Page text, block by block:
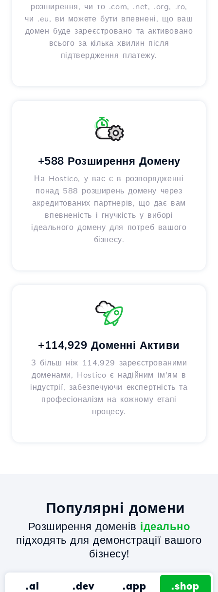
розширення, чи то .com, .net, .org, .ro,
чи .eu, ви можете бути впевнені, що ваш
домен буде зареєстровано та активовано
всього за кілька хвилин після
підтвердження платежу.
+588 Розширення Домену
На Hostico, у вас є в розпорядженні
понад 588 розширень домену через
акредитованих партнерів, що дає вам
впевненість і гнучкість у виборі
ідеального домену для потреб вашого
бізнесу.
+114,929 Доменні Активи
З більш ніж 114,929 зареєстрованими
доменами, Hostico є надійним ім'ям в
індустрії, забезпечуючи експертність та
професіоналізм на кожному етапі
процесу.
Популярні домени
Розширення доменів ідеально
підходять для демонстрації вашого
бізнесу!
.ai .dev .app .shop